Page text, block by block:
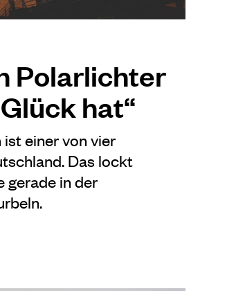
Polarlichter
hat“
einer von vier
Das lockt
gerade in der